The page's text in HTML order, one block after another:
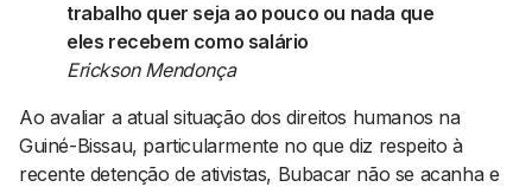
trabalho quer seja ao pouco ou nada que
eles recebem como salário
Erickson Mendonça
Ao avaliar a atual situação dos direitos humanos na
Guiné-Bissau, particularmente no que diz respeito à
recente detenção de ativistas, Bubacar não se acanha e